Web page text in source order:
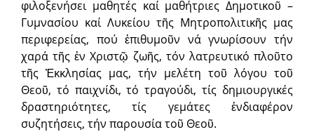
φιλοξενήσει μαθητές καί μαθήτριες Δημοτικοῦ –
Γυμνασίου καί Λυκείου τῆς Μητροπολιτικῆς μας
περιφερείας, πού ἐπιθυμοῦν νά γνωρίσουν τήν
χαρά τῆς ἐν Χριστῷ ζωῆς, τόν λατρευτικό πλοῦτο
τῆς Ἐκκλησίας μας, τήν μελέτη τοῦ λόγου τοῦ
Θεοῦ, τό παιχνίδι, τό τραγούδι, τίς δημιουργικές
δραστηριότητες, τίς γεμάτες ἐνδιαφέρον
συζητήσεις, τήν παρουσία τοῦ Θεοῦ.